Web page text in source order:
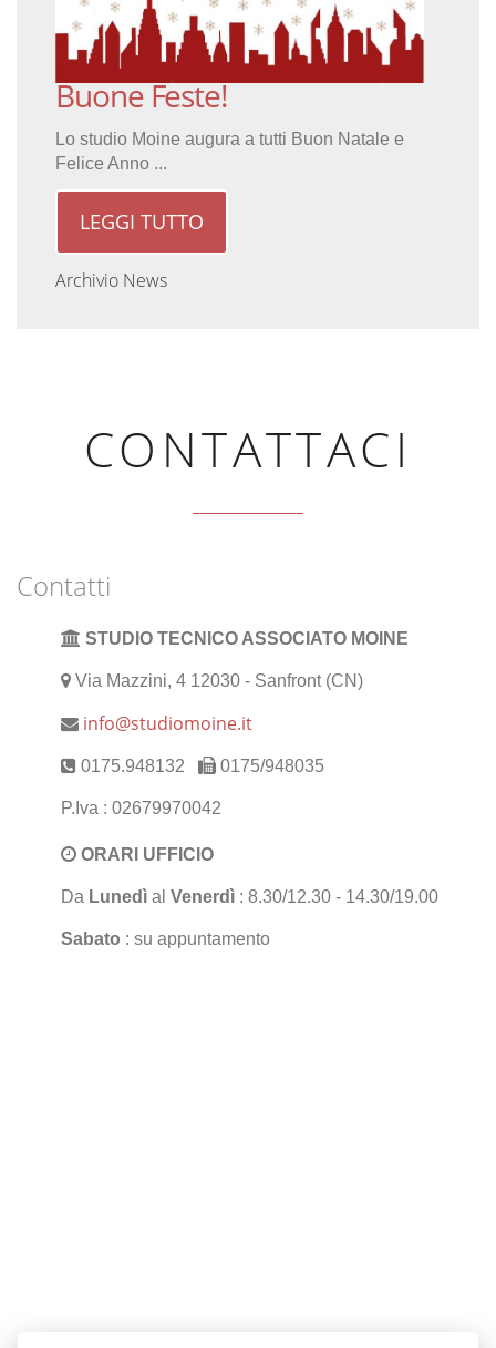
Buone Feste!
Lo studio Moine augura a tutti Buon Natale e
Felice Anno ...
LEGGI TUTTO
Archivio News
CONTATTACI
Contatti
STUDIO TECNICO ASSOCIATO MOINE
Via Mazzini, 4 12030 - Sanfront (CN)
info@studiomoine.it
0175.948132 0175/948035
P.Iva : 02679970042
ORARI UFFICIO
Da Lunedì al Venerdì : 8.30/12.30 - 14.30/19.00
Sabato : su appuntamento